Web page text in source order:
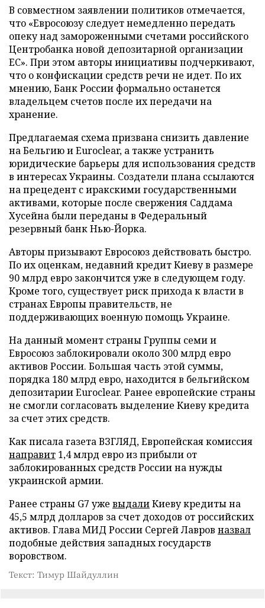
В совместном заявлении политиков отмечается,
что «Евросоюзу следует немедленно передать
опеку над замороженными счетами российского
Центробанка новой депозитарной организации
ЕС». При этом авторы инициативы подчеркивают,
что о конфискации средств речи не идет. По их
мнению, Банк России формально останется
владельцем счетов после их передачи на
хранение.
Предлагаемая схема призвана снизить давление
на Бельгию и Euroclear, а также устранить
юридические барьеры для использования средств
в интересах Украины. Создатели плана ссылаются
на прецедент с иракскими государственными
активами, которые после свержения Саддама
Хусейна были переданы в Федеральный
резервный банк Нью-Йорка.
Авторы призывают Евросоюз действовать быстро.
По их оценкам, недавний кредит Киеву в размере
90 млрд евро закончится уже в следующем году.
Кроме того, существует риск прихода к власти в
странах Европы правительств, не
поддерживающих военную помощь Украине.
На данный момент страны Группы семи и
Евросоюз заблокировали около 300 млрд евро
активов России. Большая часть этой суммы,
порядка 180 млрд евро, находится в бельгийском
депозитарии Euroclear. Ранее европейские страны
не смогли согласовать выделение Киеву кредита
за счет этих средств.
Как писала газета ВЗГЛЯД, Европейская комиссия
направит 1,4 млрд евро из прибыли от
заблокированных средств России на нужды
украинской армии.
Ранее страны G7 уже выдалиКиеву кредиты на
45,5 млрд долларов за счет доходов от российских
активов. Глава МИД России Сергей Лавров назвал
подобные действия западных государств
воровством.
Текст: Тимур Шайдуллин